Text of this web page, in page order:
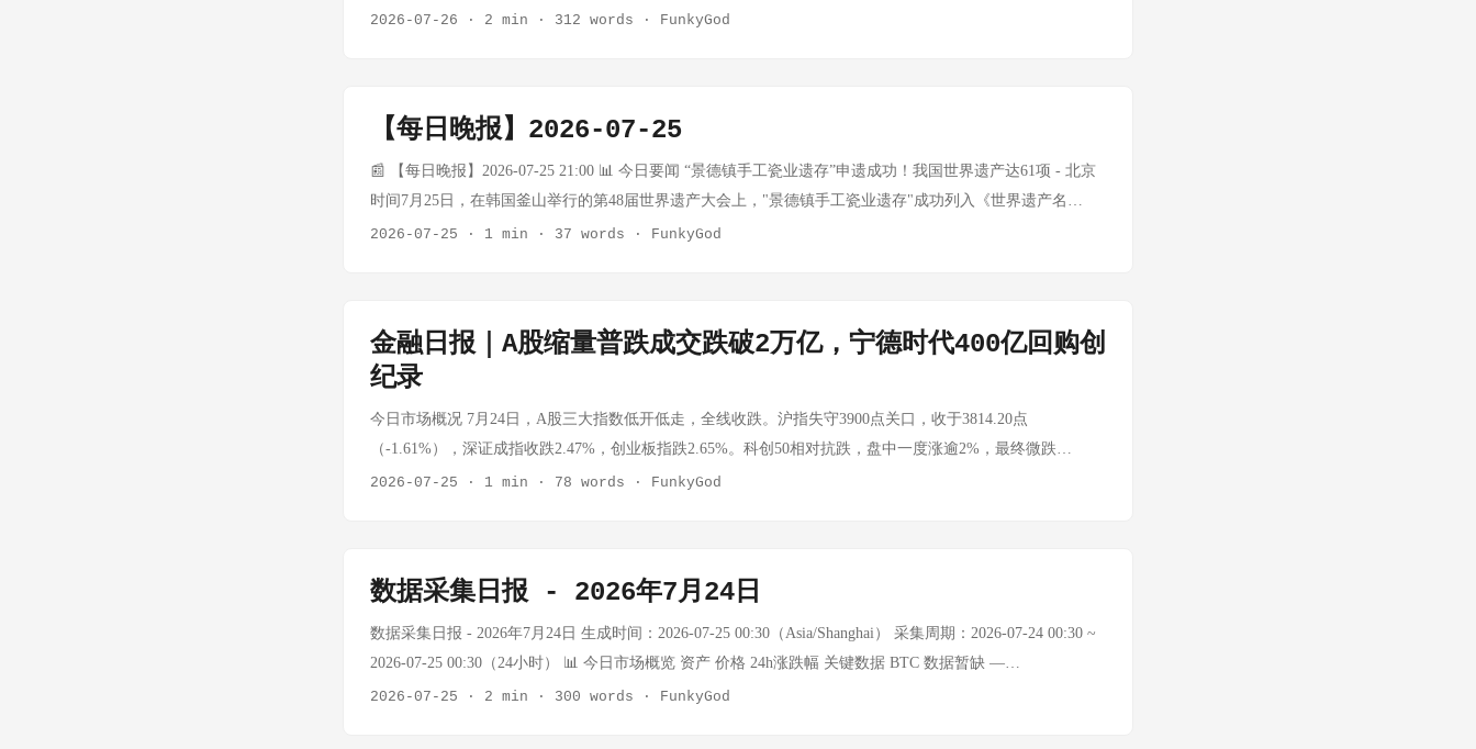
美股市场：道指微涨，科技股分化 主要指数表现： 指数 涨跌幅 周表现 道琼斯工业 +0.46% -0.38%（连跌三
跌超6%。光通信概念股同样大跌，应用光电跌超10%，Coherent、Credo跌超9%。 中概股： 纳斯达克中国金
（周涨4.11%） 本周原油累计大涨约9%，主要受中东地缘风险推动；但周五获利了结情绪升温油价回调。黄
为"，警告乌克兰政权及其支持者将承担后果。乌克兰总统泽连斯基则称乌军打击了里海的一艘俄罗斯军舰及
数艘运输"与伊朗相关"军事物资的船只。 ...
耗尽，外部API不可用 黄金 ~$4,000/oz — API额度耗尽，世界黄金协会：黄金年初突破$5,500后回落至$4,000
尽，BTC和黄金实时价格无法获取。原油数据通过oilprice.com可获取，连续第二日回调。Murban从$96.70继
续暴跌至$97.05（但百分比从-9.77%收窄至-9.44%，实际上价格从$96.70回升至$97.05）。 🌍 地缘政治与宏
观 今日重要事件： 事件 详情 俄罗斯黑海港口 俄罗斯最大黑海石油港口因无人机威胁陷入沉寂，能源供应风
险上升 中东霍尔木兹海峡 霍尔木兹海峡油轮通行量降至5月以来最低水平，战争风险飙升 特朗普威胁伊朗 胡
原油突破$100 供应危机深化，油价突破$100 厄尔尼诺通胀风险 石油冲击可能将超级厄尔尼诺转化为通胀问题
巴基斯坦运输罢工 巴基斯坦运输商威胁全国罢工，抗议燃油价格上涨 市场背景： ...
2026-07-26 · 2 min · 312 words · FunkyGod
【每日晚报】2026-07-25
📰 【每日晚报】2026-07-25 21:00 📊 今日要闻 “景德镇手工瓷业遗存”申遗成功！我国世界遗产达61项 - 北京
时间7月25日，在韩国釜山举行的第48届世界遗产大会上，"景德镇手工瓷业遗存"成功列入《世界遗产名
录》，成为我国第61项世界遗产，享有"千年瓷都"美誉的景德镇正式斩获全球最高等级文化认证。 SK集团与
导体100%股权。广州华星半导体为TCL华星t9产线运营主体，2026年上半年净利润同比增长203.99%。 2026
年度票房突破210亿元 - 《飞驰人生3》《给阿嬷的情书》《功夫女足》暂列年度票房榜前三位。 携程公布五
个方面、共十九项整改措施 - 携程宣布停止独家合作行为、停止不合理"全网最低价"要求、保障酒店经营者自
主经营权。 VC价格一个多月涨幅超40% - 7月24日VC均价达20万元/吨，时隔4年多再破20万元/吨关口，厂商
07-25 21:00
2026-07-25 · 1 min · 37 words · FunkyGod
金融日报｜A股缩量普跌成交跌破2万亿，宁德时代400亿回购创
纪录
今日市场概况 7月24日，A股三大指数低开低走，全线收跌。沪指失守3900点关口，收于3814.20点
（-1.61%），深证成指收跌2.47%，创业板指跌2.65%。科创50相对抗跌，盘中一度涨逾2%，最终微跌
0.14%。全市场成交额萎缩至1.94万亿元，跌破2万亿关口。 指数 最新价 涨跌幅 上证指数 3814.20 -1.61% 深
持续出逃，两融余额降至2.71万亿元。仅有555只个股收涨，4940只个股收跌，跌停股达25只——市场亏钱效
应显著。 板块全线飘绿，有色领跌 31个申万一级行业仅银行微红外，其余30个板块全部收跌。有色金属重挫
4.71%，美容护理、计算机、传媒、医药生物、公用事业跌幅均超3%。防御性板块相对抗跌，银行、半导
体、石油天然气收红。 个股分化：半导体内部明显 半导体板块内部分化显著。通富微电大涨9.77%，长电科
2026-07-25 · 1 min · 78 words · FunkyGod
数据采集日报 - 2026年7月24日
数据采集日报 - 2026年7月24日 生成时间：2026-07-25 00:30（Asia/Shanghai） 采集周期：2026-07-24 00:30 ~
2026-07-25 00:30（24小时） 📊 今日市场概览 资产 价格 24h涨跌幅 关键数据 BTC 数据暂缺 —
Tavily/Firecrawl额度耗尽，外部API不可用 黄金 数据暂缺 — API额度耗尽，数据获取失败 WTI原油 $88.89/桶
2026-07-25 · 2 min · 300 words · FunkyGod